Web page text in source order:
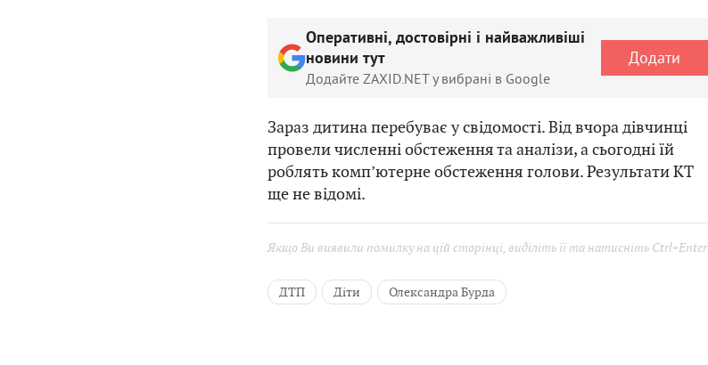
Оперативні, достовірні і найважливіші
новини тут
Додайте ZAXID.NET у вибрані в Google
Додати
Зараз дитина перебуває у свідомості. Від вчора дівчинці
провели численні обстеження та аналізи, а сьогодні їй
роблять комп’ютерне обстеження голови. Результати КТ
ще не відомі.
Якщо Ви виявили помилку на цій сторінці, виділіть її та натисніть Ctrl+Enter
ДТП Діти Олександра Бурда